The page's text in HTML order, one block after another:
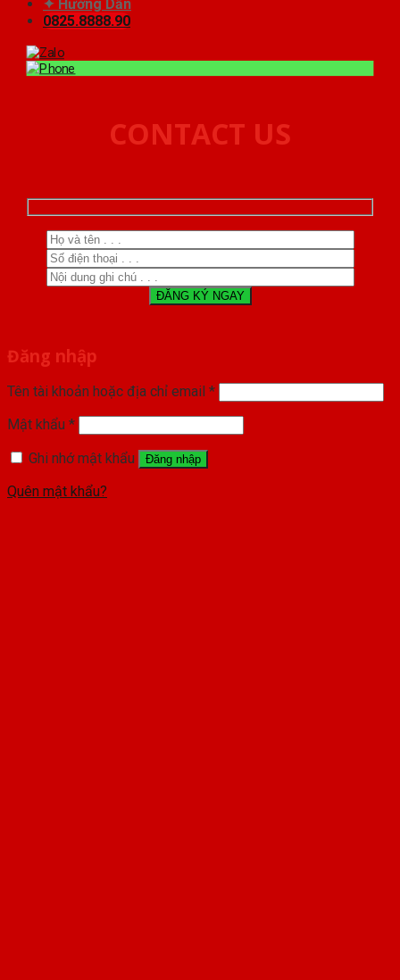
✦ Hướng Dẫn
0825.8888.90
CONTACT US
Đăng nhập
Tên tài khoản hoặc địa chỉ email *
Mật khẩu *
Ghi nhớ mật khẩu
Đăng nhập
Quên mật khẩu?